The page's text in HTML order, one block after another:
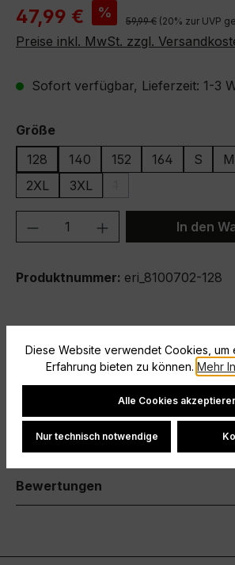
Verkaufspreis:
47,99 € % Regulärer Preis:
59,99 € (20% zur UVP
Preise inkl. MwSt. zzgl.
Sofort verfügbar, Lieferzeit: 1-3
Größeauswählen
128
140 152 164 S M
2XL
3XL
(Diese Option ist
Produkt Anzahl: GibIn den
Produktnummer: eri_8100702-128
Beschreibung
Außergewöhnlicher Tragekomfort
maximale Funktionalität.offener
Beinabschlussschnelltrocknendes
Hersteller
Bewertungen
Diese Website verwendet Cookies, um
Erfahrung bieten zu können. Mehr
Cookie-Einstellungen
Alle Cookies
Nur technisch notwendige